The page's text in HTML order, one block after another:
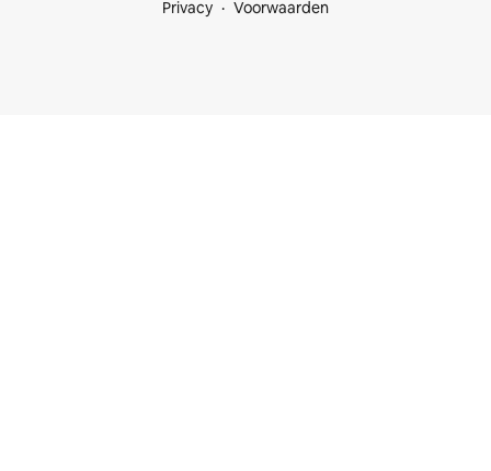
Privacy
Voorwaarden